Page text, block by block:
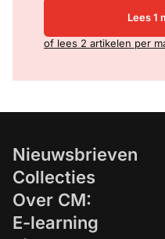
Lees 1
of lees 2 artikelen per
Nieuwsbrieven
Collecties
Over CM:
E-learning